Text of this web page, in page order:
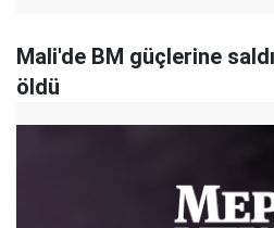
Mali'de BM güçlerine
öldü